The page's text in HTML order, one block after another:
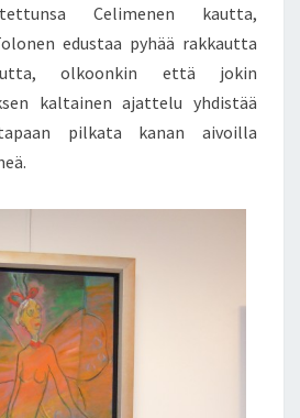
Celimenen kautta,
edustaa pyhää rakkautta
olkoonkin että jokin
kaltainen ajattelu yhdistää
pilkata kanan aivoilla